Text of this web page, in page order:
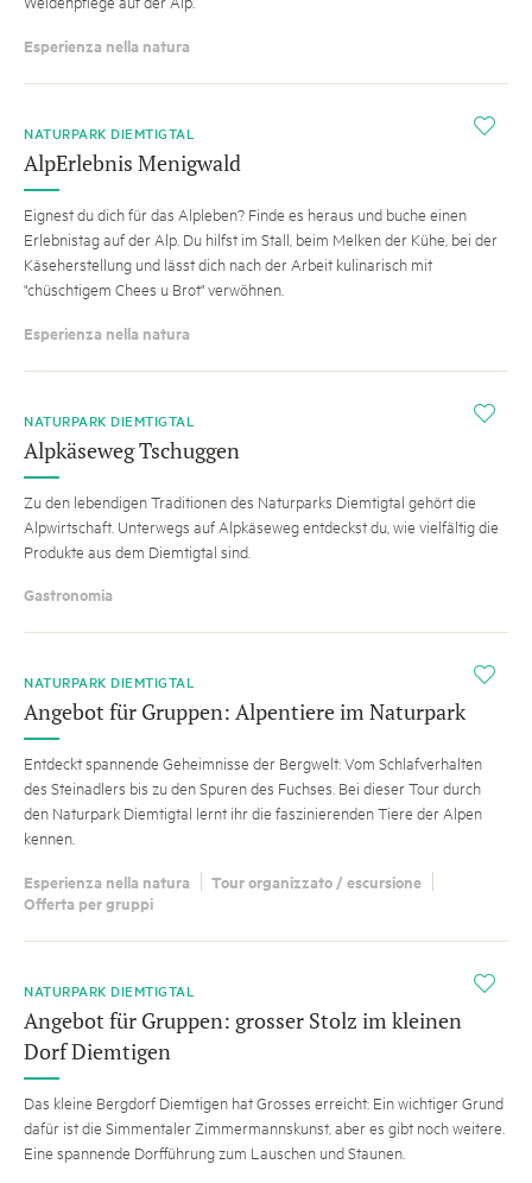
Esperienza nella natura
i
NATURPARK DIEMTIGTAL
AlpErlebnis Menigwald
Eignest du dich für das Alpleben? Finde es heraus und buche einen
Erlebnistag auf der Alp. Du hilfst im Stall, beim Melken der Kühe, bei der
Käseherstellung und lässt dich nach der Arbeit kulinarisch mit
"chüschtigem Chees u Brot" verwöhnen.
Esperienza nella natura
i
NATURPARK DIEMTIGTAL
Alpkäseweg Tschuggen
Zu den lebendigen Traditionen des Naturparks Diemtigtal gehört die
Alpwirtschaft. Unterwegs auf Alpkäseweg entdeckst du, wie vielfältig die
Produkte aus dem Diemtigtal sind.
Gastronomia
i
NATURPARK DIEMTIGTAL
Angebot für Gruppen: Alpentiere im Naturpark
Entdeckt spannende Geheimnisse der Bergwelt: Vom Schlafverhalten
des Steinadlers bis zu den Spuren des Fuchses. Bei dieser Tour durch
den Naturpark Diemtigtal lernt ihr die faszinierenden Tiere der Alpen
kennen.
Esperienza nella natura
Tour organizzato / escursione
Offerta per gruppi
i
NATURPARK DIEMTIGTAL
Angebot für Gruppen: grosser Stolz im kleinen
Dorf Diemtigen
Das kleine Bergdorf Diemtigen hat Grosses erreicht: Ein wichtiger Grund
dafür ist die Simmentaler Zimmermannskunst, aber es gibt noch weitere.
Eine spannende Dorfführung zum Lauschen und Staunen.